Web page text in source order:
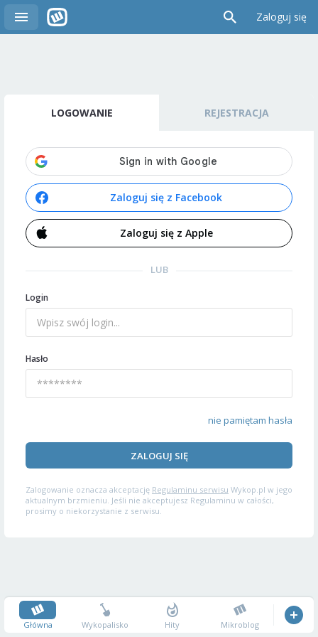
Zaloguj się
LOGOWANIE REJESTRACJA
Zaloguj się z Facebook
Zaloguj się z Apple
LUB
Login
Hasło
nie pamiętam hasła
ZALOGUJ SIĘ
Zalogowanie oznacza akceptację Regulaminu serwisu Wykop.pl w jego
aktualnym brzmieniu. Jeśli nie akceptujesz Regulaminu w całości,
prosimy o niekorzystanie z serwisu.
Główna Wykopalisko Hity Mikroblog